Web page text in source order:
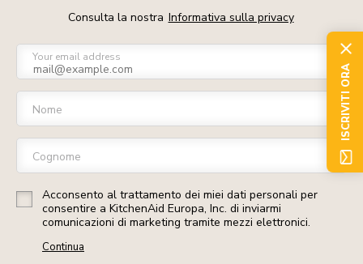
Consulta la nostra Informativa sulla privacy
Your email address
Nome
Cognome
Acconsento al trattamento dei miei dati personali per
consentire a KitchenAid Europa, Inc. di inviarmi
comunicazioni di marketing tramite mezzi elettronici.
Continua
ISCRIVITI ORA